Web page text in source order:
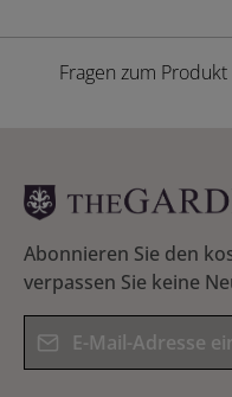
Fragen zum Produkt
Abonnieren Sie den
verpassen Sie keine
E-Mail-Adresse*